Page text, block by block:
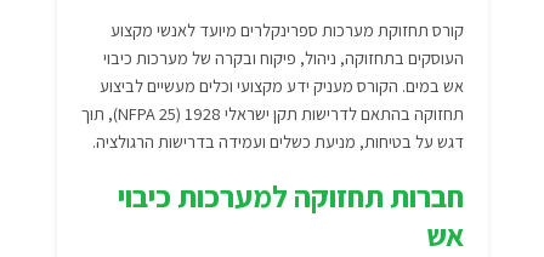
קורס תחזוקת מערכות ספרינקלרים מיועד לאנשי מקצוע
העוסקים בתחזוקה, ניהול, פיקוח ובקרה של מערכות כיבוי
אש במים. הקורס מעניק ידע מקצועי וכלים מעשיים לביצוע
תחזוקה בהתאם לדרישות תקן ישראלי 1928 (NFPA 25), תוך
דגש על בטיחות, מניעת כשלים ועמידה בדרישות הרגולציה.
חברות תחזוקה למערכות כיבוי
אש